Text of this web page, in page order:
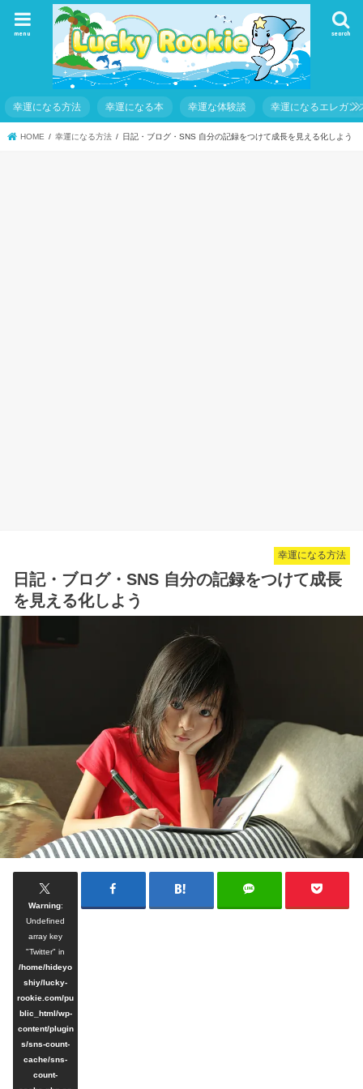
search
menu
幸運になる方法 幸運になる本 幸運な体験談 幸運になるエレガン
HOME 幸運になる方法 日記・ブログ・SNS 自分の記録をつけて成長を見える化しよう
幸運になる方法
日記・ブログ・SNS 自分の記録をつけて成長
を見える化しよう
Warning:
Undefined
array key
"Twitter" in
/home/hideyo
shiy/lucky-
rookie.com/pu
blic_html/wp-
content/plugin
s/sns-count-
cache/sns-
count-